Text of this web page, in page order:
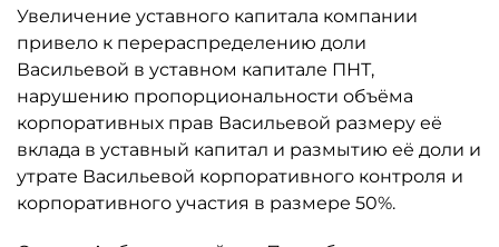
Увеличение уставного капитала компании
привело к перераспределению доли
Васильевой в уставном капитале ПНТ,
нарушению пропорциональности объёма
корпоративных прав Васильевой размеру её
вклада в уставный капитал и размытию её доли и
утрате Васильевой корпоративного контроля и
корпоративного участия в размере 50%.